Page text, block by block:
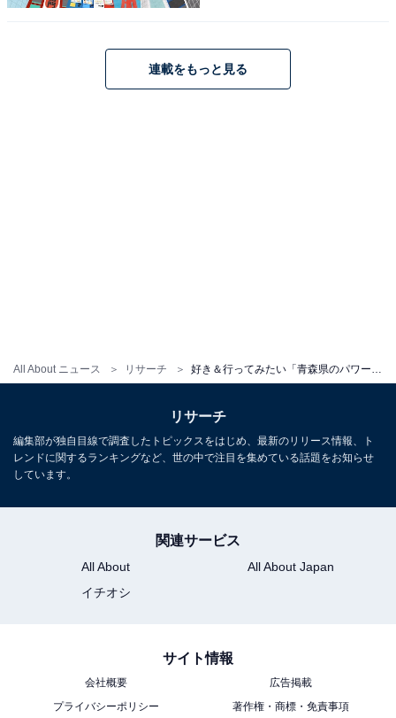
All About ニュース リサーチ
は？【2025年調査】
連載をもっと見る
リサーチ
編集部が独自目線で調査したトピックスをはじめ、最新のリリース情報、ト
レンドに関するランキングなど、世の中で注目を集めている話題をお知らせ
しています。
関連サービス
All About
All About Japan
イチオシ
サイト情報
会社概要
広告掲載
プライバシーポリシー
著作権・商標・免責事項